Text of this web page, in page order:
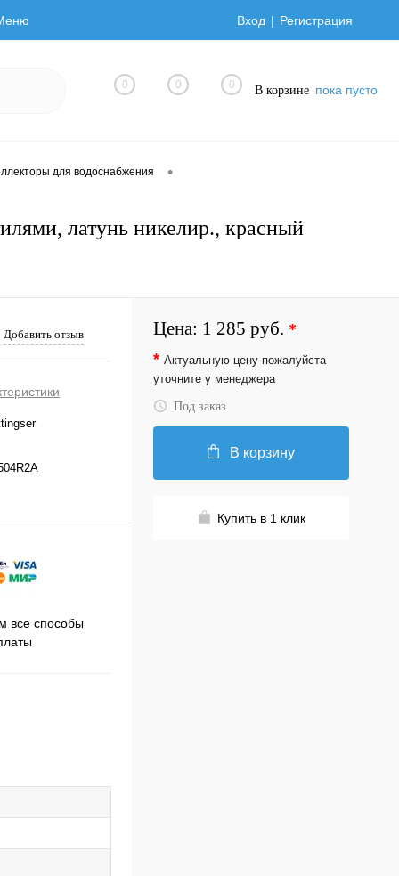
Вход Регистрация
0 0 0 В корзине пока пусто
для водоснабжения •
латунь никелир., красный
Добавить отзыв
все способы
Цена: 1 285 руб. *
* Актуальную цену пожалуйста
уточните у менеджера
Под заказ
В корзину
Купить в 1 клик